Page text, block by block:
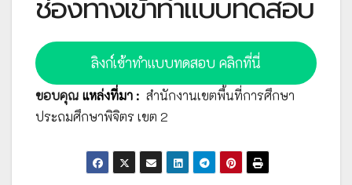
ช่องทางเข้าทำแบบทดสอบ
ลิงก์เข้าทำแบบทดสอบ คลิกที่นี่
ขอบคุณ แหล่งที่มา : สำนักงานเขตพื้นที่การศึกษา
ประถมศึกษาพิจิตร เขต 2